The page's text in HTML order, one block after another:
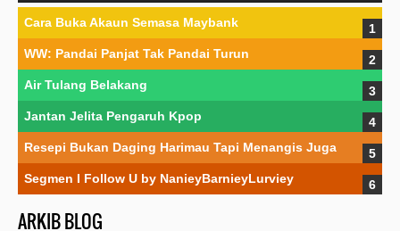
Cara Buka Akaun Semasa Maybank
WW: Pandai Panjat Tak Pandai Turun
Air Tulang Belakang
Jantan Jelita Pengaruh Kpop
Resepi Bukan Daging Harimau Tapi Menangis Juga
Segmen I Follow U by NanieyBarnieyLurviey
ARKIB BLOG